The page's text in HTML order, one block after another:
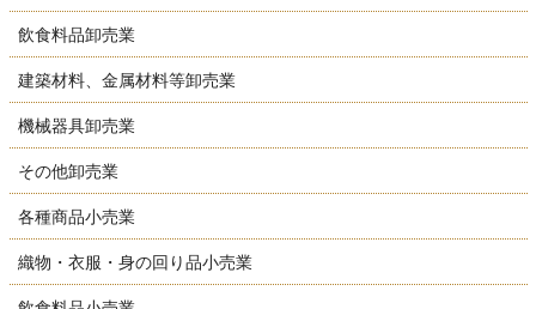
飲食料品卸売業
建築材料、金属材料等卸売業
機械器具卸売業
その他卸売業
各種商品小売業
織物・衣服・身の回り品小売業